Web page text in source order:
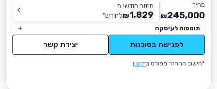
מחיר
245,000
₪
החזר חודשי מ-
1,829
₪לחודש*
תוספות לעיסקה
לפגישה בסוכנות יצירת קשר
*חישוב ההחזר מפורט בתקנון